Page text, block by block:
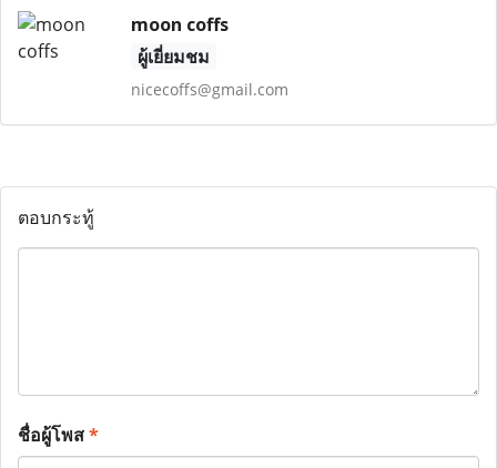
moon coffs
ผู้เยี่ยมชม
nicecoffs@gmail.com
ตอบกระทู้
ชื่อผู้โพส*